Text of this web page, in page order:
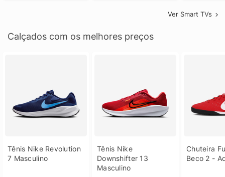
Ver Smart TVs
Calçados com os melhores preços
Tênis Nike Revolution
7 Masculino
Tênis Nike
Downshifter 13
Masculino
Chuteira
Beco 2 -